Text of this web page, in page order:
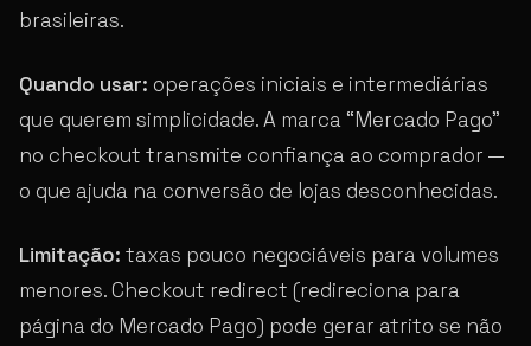
brasileiras.
Quando usar: operações iniciais e intermediárias
que querem simplicidade. A marca “Mercado Pago”
no checkout transmite confiança ao comprador —
o que ajuda na conversão de lojas desconhecidas.
Limitação: taxas pouco negociáveis para volumes
menores. Checkout redirect (redireciona para
página do Mercado Pago) pode gerar atrito se não